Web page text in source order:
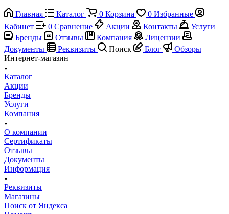
Главная Каталог 0 Корзина 0 Избранные
Кабинет
0 Сравнение Акции Контакты
Услуги
Бренды
Отзывы Компания
Лицензии
Документы
Реквизиты Поиск Блог
Обзоры
Интернет-магазин
Каталог
Акции
Бренды
Услуги
Компания
О компании
Сертификаты
Отзывы
Документы
Информация
Реквизиты
Магазины
Поиск от Яндекса